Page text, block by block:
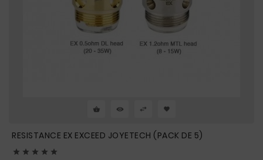
RESISTANCE EX EXCEED JOYETECH (PACK DE 5)
    